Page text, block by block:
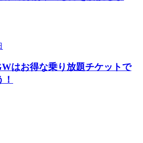
はお得な乗り放題チケットで